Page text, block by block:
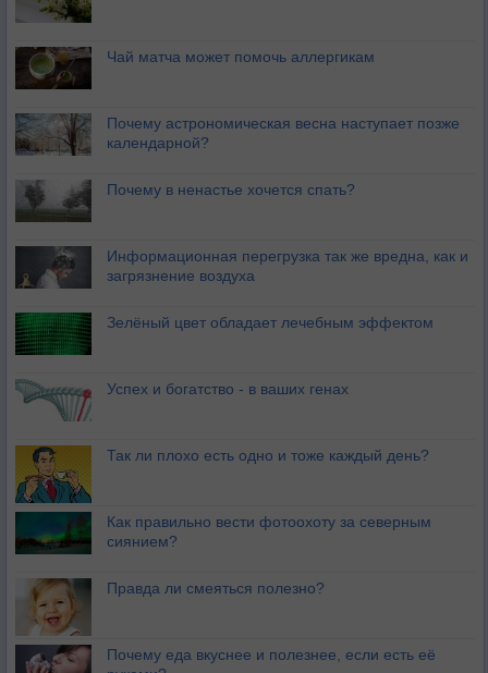
Чай матча может помочь аллергикам
Почему астрономическая весна наступает позже
календарной?
Почему в ненастье хочется спать?
Информационная перегрузка так же вредна, как и
загрязнение воздуха
Зелёный цвет обладает лечебным эффектом
Успех и богатство - в ваших генах
Так ли плохо есть одно и тоже каждый день?
Как правильно вести фотоохоту за северным
сиянием?
Правда ли смеяться полезно?
Почему еда вкуснее и полезнее, если есть её